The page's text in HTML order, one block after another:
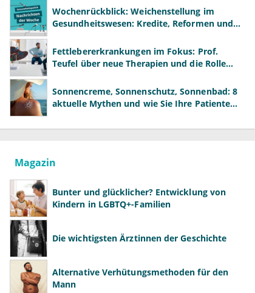
Wochenrückblick: Weichenstellung im
Gesundheitswesen: Kredite, Reformen und
Fettlebererkrankungen im Fokus: Prof.
Teufel über neue Therapien und die Rolle
Sonnencreme, Sonnenschutz, Sonnenbad: 8
aktuelle Mythen und wie Sie Ihre Patienten
Magazin
Bunter und glücklicher? Entwicklung von
Kindern in LGBTQ+-Familien
Die wichtigsten Ärztinnen der Geschichte
Alternative Verhütungsmethoden für den
Mann